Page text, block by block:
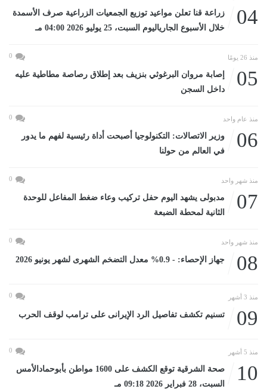
04
زراعة قنا تعلن مواعيد توزيع الجمعيات الزراعية صرف الأسمدة
خلال الأسبوع الجارياليوم السبت، 25 يوليو 2026 04:00 مـ
منذ 26 يومًا 0
05
إصابة مروان البرغوثي بنزيف بعد إطلاق رصاصة مطاطية عليه
داخل السجن
منذ عام واحد 0
06
وزير الاتصالات: التكنولوجيا أصبحت أداة رئيسية لفهم ما يدور
في العالم من حولنا
منذ شهر واحد 0
07
مدبولى يشهد اليوم حفل تركيب وعاء ضغط المفاعل للوحدة
الثانية لمحطة الضبعة
منذ شهر واحد 0
08 جهاز الإحصاء: - 0.9% معدل التضخم الشهرى لشهر يونيو 2026
منذ 3 أشهر 0
09 تسنيم تكشف تفاصيل الرد الإيرانى على ترامب لوقف الحرب
منذ 5 أشهر 0
10
صحة الشرقية توقع الكشف على 1600 مواطن بأبوحمادالأمس
السبت، 28 فبراير 2026 09:18 مـ